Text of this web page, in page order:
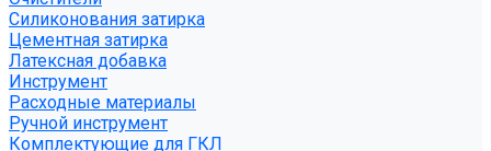
Силиконования затирка
Цементная затирка
Латексная добавка
Инструмент
Расходные материалы
Ручной инструмент
Комплектующие для ГКЛ